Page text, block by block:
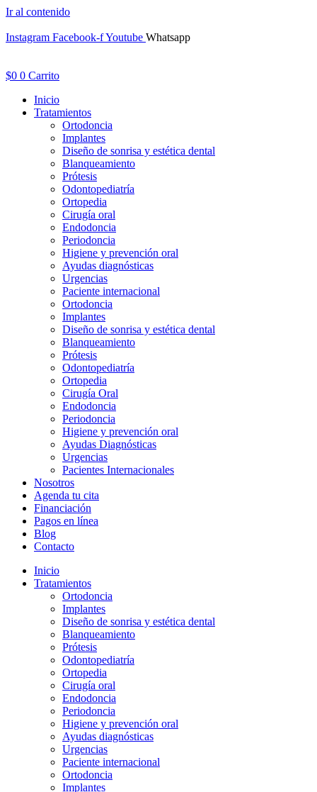
Ir al contenido
Instagram Facebook-fYoutube Whatsapp
$0 0 Carrito
Inicio
Tratamientos
Ortodoncia
Implantes
Diseño de sonrisa y estética dental
Blanqueamiento
Prótesis
Odontopediatría
Ortopedia
Cirugía oral
Endodoncia
Periodoncia
Higiene y prevención oral
Ayudas diagnósticas
Urgencias
Paciente internacional
Ortodoncia
Implantes
Diseño de sonrisa y estética dental
Blanqueamiento
Prótesis
Odontopediatría
Ortopedia
Cirugía Oral
Endodoncia
Periodoncia
Higiene y prevención oral
Ayudas Diagnósticas
Urgencias
Pacientes Internacionales
Nosotros
Agenda tu cita
Financiación
Pagos en línea
Blog
Contacto
Inicio
Tratamientos
Ortodoncia
Implantes
Diseño de sonrisa y estética dental
Blanqueamiento
Prótesis
Odontopediatría
Ortopedia
Cirugía oral
Endodoncia
Periodoncia
Higiene y prevención oral
Ayudas diagnósticas
Urgencias
Paciente internacional
Ortodoncia
Implantes